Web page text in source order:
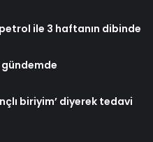
ile 3 haftanın dibinde
gündemde
biriyim’ diyerek tedavi